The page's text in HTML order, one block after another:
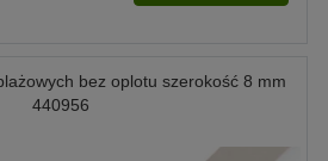
bez oplotu szerokość 8 mm
440956